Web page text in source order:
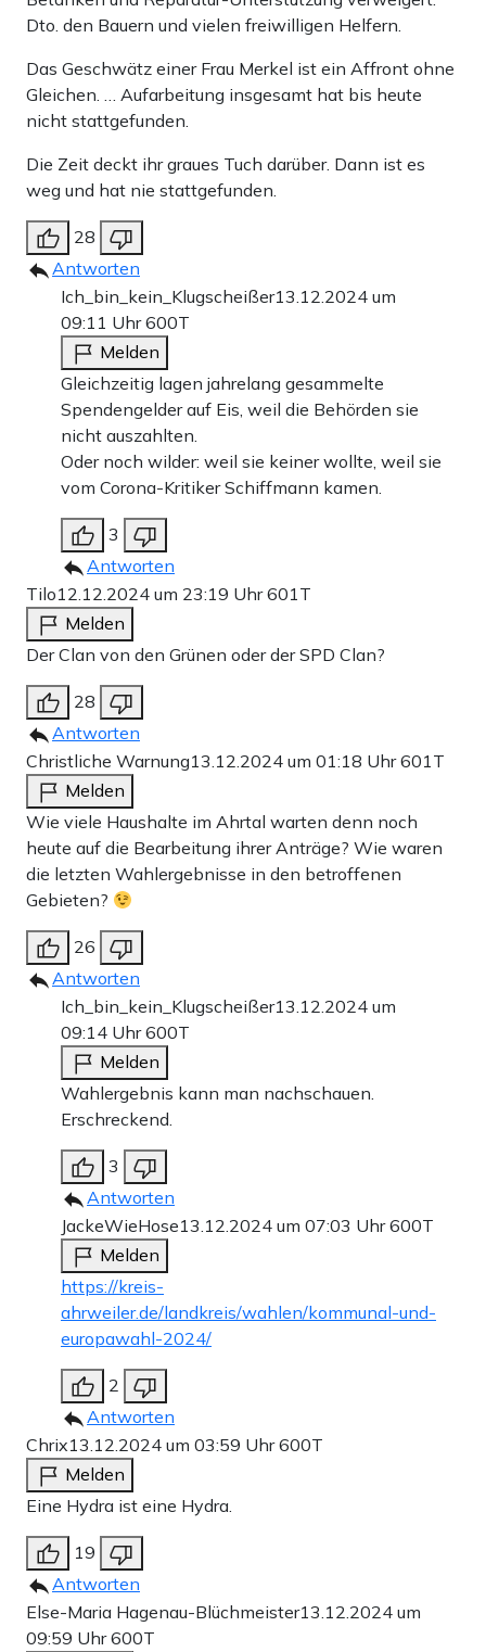
Dto. den Bauern und vielen freiwilligen Helfern.
Das Geschwätz einer Frau Merkel ist ein Affront ohne
Gleichen. … Aufarbeitung insgesamt hat bis heute
nicht stattgefunden.
Die Zeit deckt ihr graues Tuch darüber. Dann ist es
weg und hat nie stattgefunden.
28
Antworten
Ich_bin_kein_Klugscheißer13.12.2024 um
09:11 Uhr600T
Melden
Gleichzeitig lagen jahrelang gesammelte
Spendengelder auf Eis, weil die Behörden sie
nicht auszahlten.
Oder noch wilder: weil sie keiner wollte, weil sie
vom Corona-Kritiker Schiffmann kamen.
3
Antworten
Tilo12.12.2024 um 23:19 Uhr601T
Melden
Der Clan von den Grünen oder der SPD Clan?
28
Antworten
Christliche Warnung13.12.2024 um 01:18 Uhr601T
Melden
Wie viele Haushalte im Ahrtal warten denn noch
heute auf die Bearbeitung ihrer Anträge? Wie waren
die letzten Wahlergebnisse in den betroffenen
Gebieten?
26
Antworten
Ich_bin_kein_Klugscheißer13.12.2024 um
09:14 Uhr600T
Melden
Wahlergebnis kann man nachschauen.
Erschreckend.
3
Antworten
JackeWieHose13.12.2024 um 07:03 Uhr600T
Melden
https://kreis-
ahrweiler.de/landkreis/wahlen/kommunal-und-
europawahl-2024/
2
Antworten
Chrix13.12.2024 um 03:59 Uhr600T
Melden
Eine Hydra ist eine Hydra.
19
Antworten
Else-Maria Hagenau-Blüchmeister13.12.2024 um
09:59 Uhr600T